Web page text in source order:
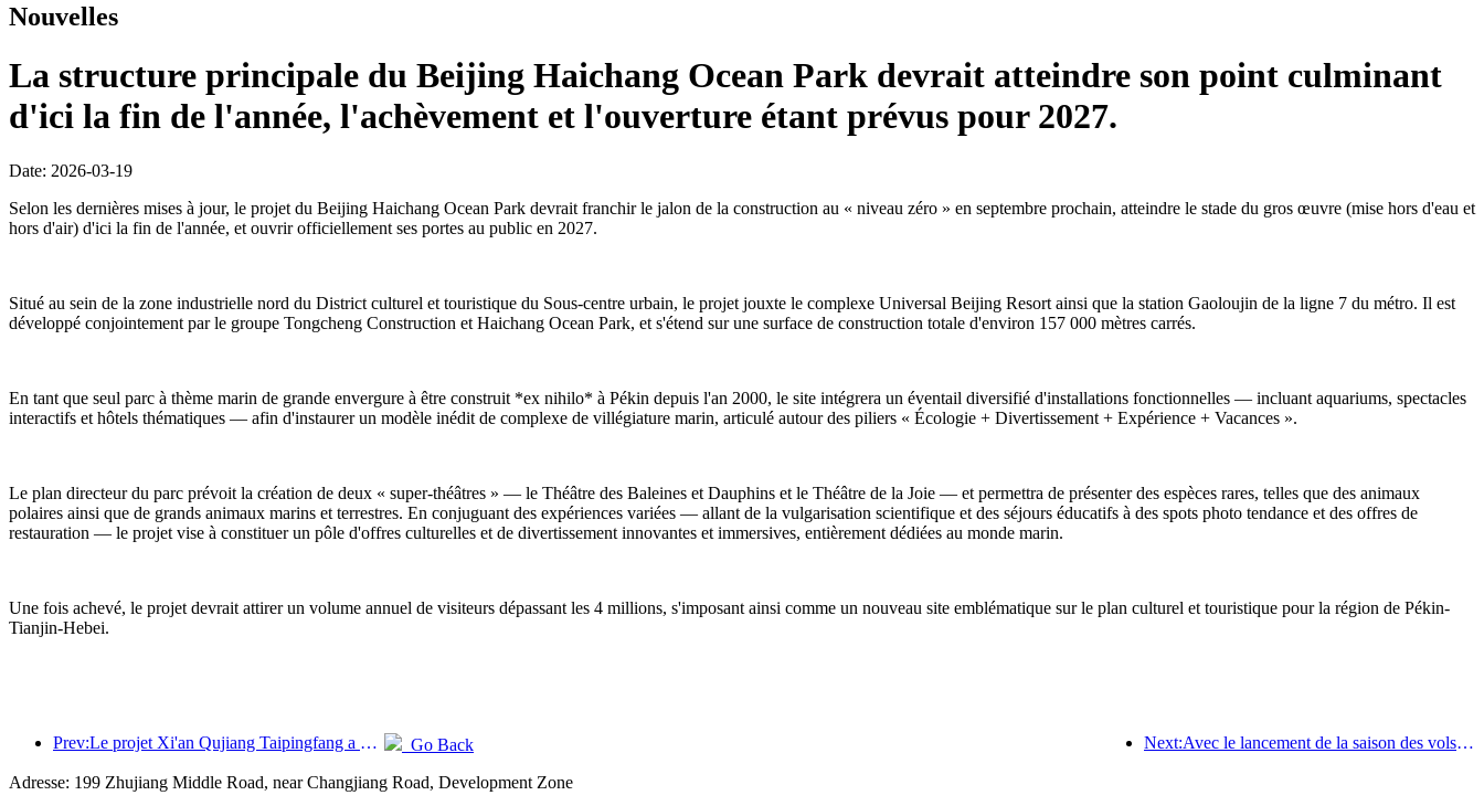
Nouvelles
La structure principale du Beijing Haichang Ocean Park devrait atteindre son point culminant
d'ici la fin de l'année, l'achèvement et l'ouverture étant prévus pour 2027.
Date: 2026-03-19
Selon les dernières mises à jour, le projet du Beijing Haichang Ocean Park devrait franchir le jalon de la construction au « niveau zéro » en septembre prochain, atteindre le stade du gros œuvre (mise hors d'eau et
hors d'air) d'ici la fin de l'année, et ouvrir officiellement ses portes au public en 2027.
Situé au sein de la zone industrielle nord du District culturel et touristique du Sous-centre urbain, le projet jouxte le complexe Universal Beijing Resort ainsi que la station Gaoloujin de la ligne 7 du métro. Il est
développé conjointement par le groupe Tongcheng Construction et Haichang Ocean Park, et s'étend sur une surface de construction totale d'environ 157 000 mètres carrés.
En tant que seul parc à thème marin de grande envergure à être construit *ex nihilo* à Pékin depuis l'an 2000, le site intégrera un éventail diversifié d'installations fonctionnelles — incluant aquariums, spectacles
interactifs et hôtels thématiques — afin d'instaurer un modèle inédit de complexe de villégiature marin, articulé autour des piliers « Écologie + Divertissement + Expérience + Vacances ».
Le plan directeur du parc prévoit la création de deux « super-théâtres » — le Théâtre des Baleines et Dauphins et le Théâtre de la Joie — et permettra de présenter des espèces rares, telles que des animaux
polaires ainsi que de grands animaux marins et terrestres. En conjuguant des expériences variées — allant de la vulgarisation scientifique et des séjours éducatifs à des spots photo tendance et des offres de
restauration — le projet vise à constituer un pôle d'offres culturelles et de divertissement innovantes et immersives, entièrement dédiées au monde marin.
Une fois achevé, le projet devrait attirer un volume annuel de visiteurs dépassant les 4 millions, s'imposant ainsi comme un nouveau site emblématique sur le plan culturel et touristique pour la région de Pékin-
Tianjin-Hebei.
Prev:Le projet Xi'an Qujiang Taipingfang a officiellement débuté sa construction, avec une superficie totale de 137 000 mètres carrés. Next:Avec le lancement de la saison des vols été-automne, les trois aéroports de l'île de Hainan ont ajouté 41 nouvelles destinations.
Go Back
Adresse: 199 Zhujiang Middle Road, near Changjiang Road, Development Zone